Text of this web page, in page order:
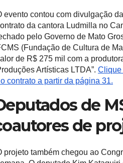
evento contou com divulgação
da cantora Ludmilla no
pelo Governo de Mato
(Fundação de Cultura de
de R$ 275 mil com a
Artísticas LTDA”. Clique
contrato a partir da página 31.
de
de
projeto também chegou ao